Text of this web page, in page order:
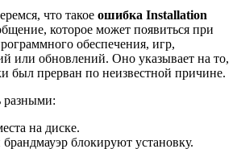
что такое ошибка Installation
которое может появиться при
обеспечения, игр,
или обновлений. Оно указывает на то,
был прерван по неизвестной причине.
на диске.
блокируют установку.